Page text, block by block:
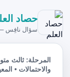
حصاد
سؤال نافِس —
المرحلة: ثالث
والاحتمالات •